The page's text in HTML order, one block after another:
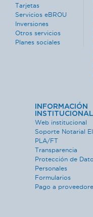
Tarjetas
Servicios eBROU
Inversiones
Otros servicios
Planes sociales
INFORMACIÓN
INSTITUCIONAL
Web institucional
Soporte Notarial
PLA/FT
Transparencia
Protección de
Personales
Formularios
Pago a